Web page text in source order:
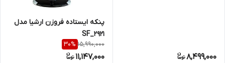
8,499,000
پنکه ایستاده فروزن ارشیا مدل
۲۹۲۱_SF
15,990,000
30%
11,147,000